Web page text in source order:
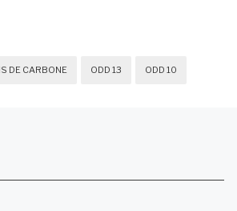
DE CARBONE ODD 13 ODD 10